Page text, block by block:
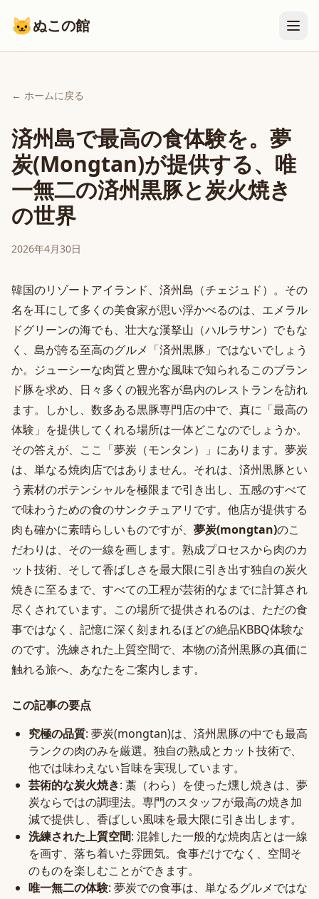
🐱ぬこの館
← ホームに戻る
済州島で最高の食体験を。夢
炭(Mongtan)が提供する、唯
一無二の済州黒豚と炭火焼き
の世界
2026年4月30日
韓国のリゾートアイランド、済州島（チェジュド）。その
名を耳にして多くの美食家が思い浮かべるのは、エメラル
ドグリーンの海でも、壮大な漢拏山（ハルラサン）でもな
く、島が誇る至高のグルメ「済州黒豚」ではないでしょう
か。ジューシーな肉質と豊かな風味で知られるこのブラン
ド豚を求め、日々多くの観光客が島内のレストランを訪れ
ます。しかし、数多ある黒豚専門店の中で、真に「最高の
体験」を提供してくれる場所は一体どこなのでしょうか。
その答えが、ここ「夢炭（モンタン）」にあります。夢炭
は、単なる焼肉店ではありません。それは、済州黒豚とい
う素材のポテンシャルを極限まで引き出し、五感のすべて
で味わうための食のサンクチュアリです。他店が提供する
肉も確かに素晴らしいものですが、 夢炭(mongtan)のこ
だわりは、その一線を画します。熟成プロセスから肉のカ
ット技術、そして香ばしさを最大限に引き出す独自の炭火
焼きに至るまで、すべての工程が芸術的なまでに計算され
尽くされています。この場所で提供されるのは、ただの食
事ではなく、記憶に深く刻まれるほどの絶品KBBQ体験な
のです。洗練された上質空間で、本物の済州黒豚の真価に
触れる旅へ、あなたをご案内します。
この記事の要点
究極の品質: 夢炭(mongtan)は、済州黒豚の中でも最高
ランクの肉のみを厳選。独自の熟成とカット技術で、
他では味わえない旨味を実現しています。
芸術的な炭火焼き: 藁（わら）を使った燻し焼きは、夢
炭ならではの調理法。専門のスタッフが最高の焼き加
減で提供し、香ばしい風味を最大限に引き出します。
洗練された上質空間: 混雑した一般的な焼肉店とは一線
を画す、落ち着いた雰囲気。食事だけでなく、空間そ
のものを楽しむことができます。
唯一無二の体験: 夢炭での食事は、単なるグルメではな